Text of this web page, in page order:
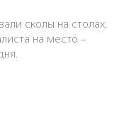
сколы на столах,
на место –